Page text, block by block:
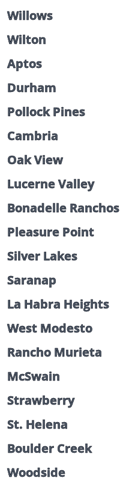
Willows
Wilton
Aptos
Durham
Pollock Pines
Cambria
Oak View
Lucerne Valley
Bonadelle Ranchos
Pleasure Point
Silver Lakes
Saranap
La Habra Heights
West Modesto
Rancho Murieta
McSwain
Strawberry
St. Helena
Boulder Creek
Woodside